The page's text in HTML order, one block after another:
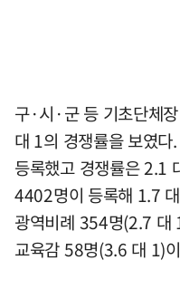
구·시·군 등 기초단체
대 1의 경쟁률을 보였
등록했고 경쟁률은 2.1
4402명이 등록해 1.7
광역비례 354명(2.7
교육감 58명(3.6 대 1)